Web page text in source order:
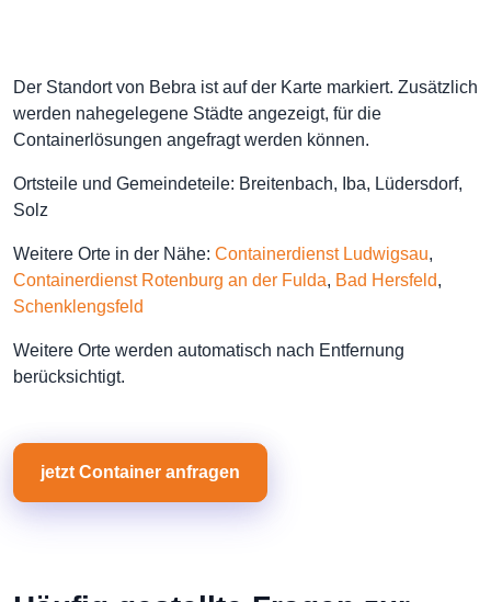
Der Standort von Bebra ist auf der Karte markiert. Zusätzlich
werden nahegelegene Städte angezeigt, für die
Containerlösungen angefragt werden können.
Ortsteile und Gemeindeteile: Breitenbach, Iba, Lüdersdorf,
Solz
Weitere Orte in der Nähe: Containerdienst Ludwigsau,
Containerdienst Rotenburg an der Fulda, Bad Hersfeld,
Schenklengsfeld
Weitere Orte werden automatisch nach Entfernung
berücksichtigt.
jetzt Container anfragen